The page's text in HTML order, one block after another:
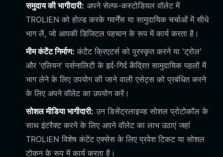
समुदाय की भागीदारी: अपने सेल्फ-कस्टोडियल वॉलेट में
TROLIEN को होल्ड करके गवर्नेंस या सामुदायिक चर्चाओं में सीधे
भाग लें, जो आपकी डिजिटल पहचान के रूप में कार्य करता है।
मीम कंटेंट निर्माण: कंटेंट क्रिएटर्स को पुरस्कृत करने या 'ट्रोल'
और 'एलियन' पर्सनालिटी के इर्द-गिर्द केंद्रित सामुदायिक पहलों में
भाग लेने के लिए उपयोग की जाने वाली एसेट्स को प्रबंधित करने
के लिए अपने वॉलेट का उपयोग करें।
सोशल मीडिया भागीदारी: उन डिसेंट्रलाइज्ड सोशल प्रोटोकॉल के
साथ इंटरैक्ट करने के लिए अपने वॉलेट का लाभ उठाएं जहां
TROLIEN विशेष कंटेंट एक्सेस के लिए प्रवेश टिकट या सोशल
टोकन के रूप में कार्य करता है।